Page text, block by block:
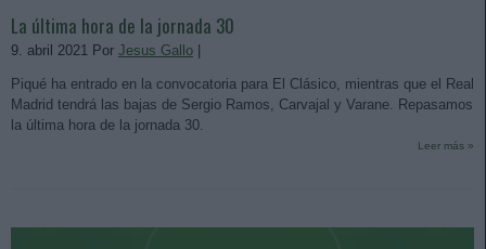
La última hora de la jornada 30
9. abril 2021 Por Jesus Gallo
Piqué ha entrado en la convocatoria para El Clásico, mientras que el Real
Madrid tendrá las bajas de Sergio Ramos, Carvajal y Varane. Repasamos
la última hora de la jornada 30.
Leer más »